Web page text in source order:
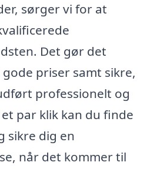
sørger vi for at
Det gør det
priser samt sikre,
professionelt og
par klik kan du finde
sikre dig en
når det kommer til